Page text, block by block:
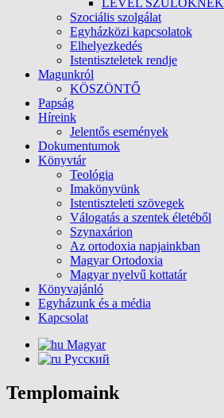
Szociális szolgálat
Egyházközi kapcsolatok
Elhelyezkedés
Istentiszteletek rendje
Magunkról
KÖSZÖNTŐ
Papság
Híreink
Jelentős események
Dokumentumok
Könyvtár
Teológia
Imakönyvünk
Istentiszteleti szövegek
Válogatás a szentek életéből
Szynaxárion
Az ortodoxia napjainkban
Magyar Ortodoxia
Magyar nyelvű kottatár
Könyvajánló
Egyházunk és a média
Kapcsolat
Magyar
Русский
Templomaink